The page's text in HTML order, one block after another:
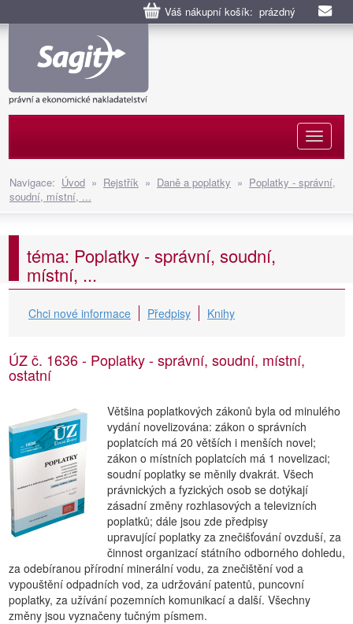
Váš nákupní košík: prázdný
Navigace: Úvod » Rejstřík » Daně a poplatky » Poplatky - správní,
soudní, místní, ...
téma: Poplatky - správní, soudní,
místní, ...
Chci nové informace Předpisy Knihy
ÚZ č. 1636 - Poplatky - správní, soudní, místní,
ostatní
Většina poplatkových zákonů byla od minulého
vydání novelizována: zákon o správních
poplatcích má 20 větších i menších novel;
zákon o místních poplatcích má 1 novelizaci;
soudní poplatky se měnily dvakrát. Všech
právnických a fyzických osob se dotýkají
zásadní změny rozhlasových a televizních
poplatků; dále jsou zde předpisy
upravující poplatky za znečišťování ovzduší, za
činnost organizací státního odborného dohledu,
za odebíranou přírodní minerální vodu, za znečištění vod a
vypouštění odpadních vod, za udržování patentů, puncovní
poplatky, za užívání pozemních komunikací a další. Všechny
změny jsou vyznačeny tučným písmem.